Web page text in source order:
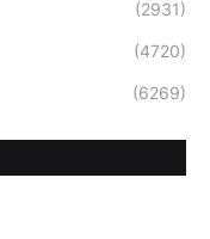
(2931)
(4720)
(6269)